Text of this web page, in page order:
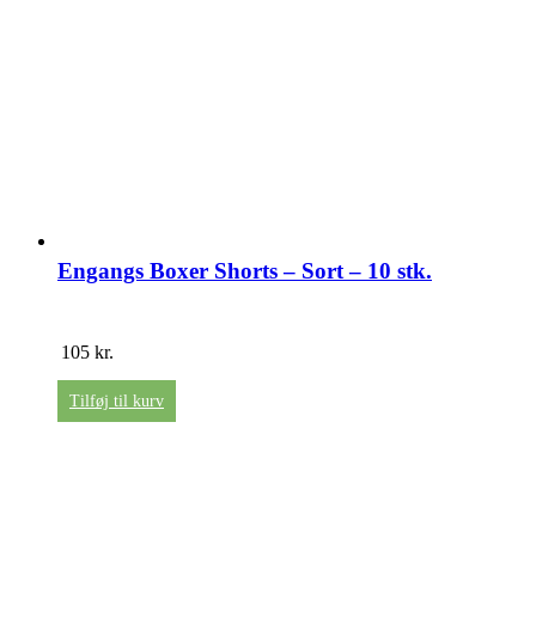
Engangs Boxer Shorts – Sort – 10 stk.
105 kr.
Tilføj til kurv